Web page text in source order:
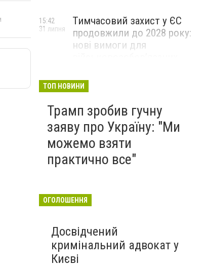
Тимчасовий захист у ЄС
продовжили до 2028 року:
нові вимоги для
15:42
31 липня
ТОП НОВИНИ
Трамп зробив гучну
заяву про Україну: "Ми
можемо взяти
практично все"
ОГОЛОШЕННЯ
Досвідчений
кримінальний адвокат у
Києві